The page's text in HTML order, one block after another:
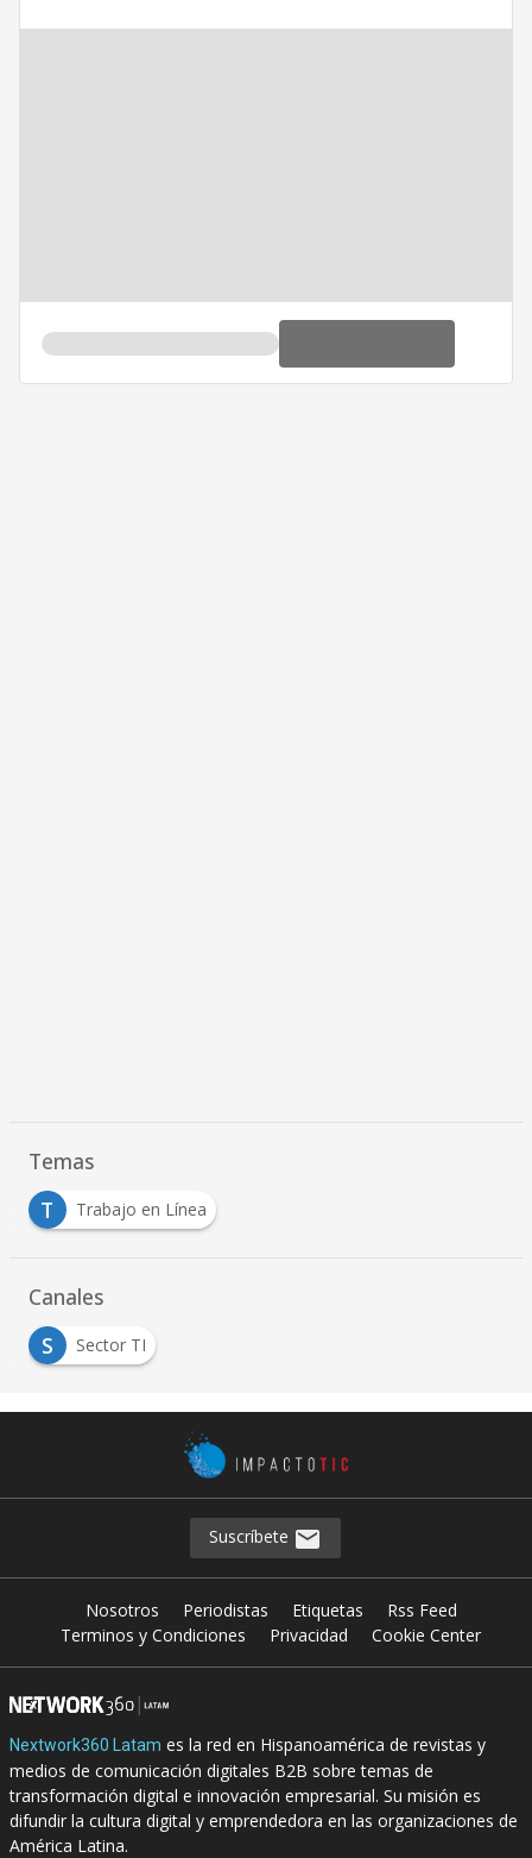
Temas
T
Trabajo en Línea
Canales
S
Sector TI
Suscríbete
Nosotros Periodistas Etiquetas
Rss Feed
Terminos y Condiciones
Privacidad Cookie Center
Nextwork360 Latam es la red en Hispanoamérica de revistas y
medios de comunicación digitales B2B sobre temas de
transformación digital e innovación empresarial. Su misión es
difundir la cultura digital y emprendedora en las organizaciones de
América Latina.